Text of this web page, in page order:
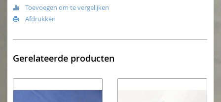
Toevoegen om te vergelijken
Afdrukken
Gerelateerde producten